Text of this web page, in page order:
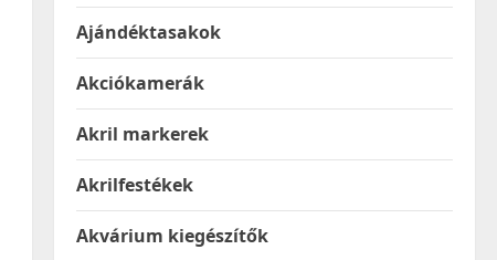
Ajándéktasakok
Akciókamerák
Akril markerek
Akrilfestékek
Akvárium kiegészítők